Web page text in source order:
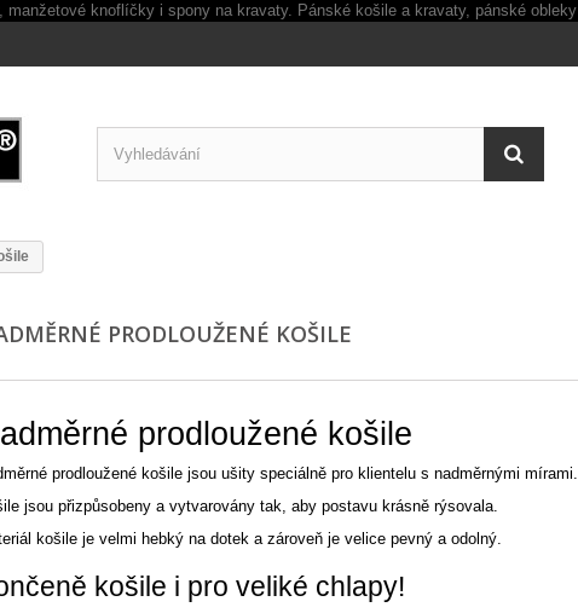
PRODLOUŽENÉ KOŠILE
prodloužené košile
prodloužené košile jsou ušity speciálně pro klientelu s nadměrnými mírami.
jsou přizpůsobeny a vytvarovány tak, aby postavu krásně rýsovala.
košile je velmi hebký na dotek a zároveň je velice pevný a odolný.
košile i pro veliké chlapy!